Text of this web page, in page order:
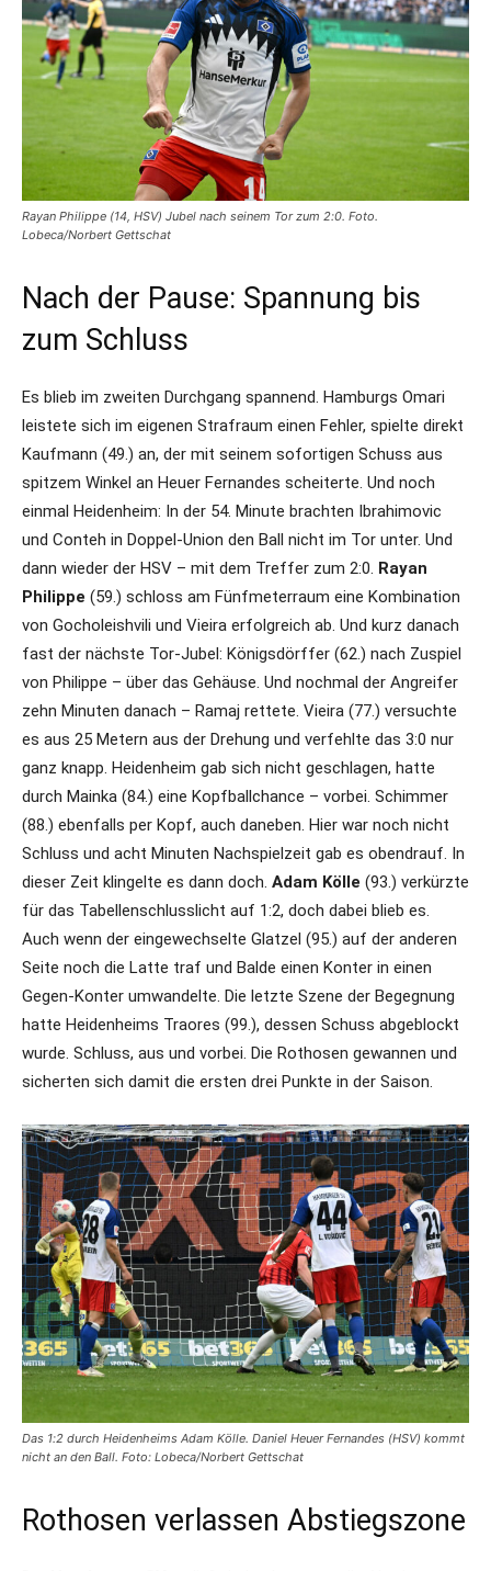
Rayan Philippe (14, HSV) Jubel nach seinem Tor zum 2:0. Foto.
Lobeca/Norbert Gettschat
Nach der Pause: Spannung bis
zum Schluss
Es blieb im zweiten Durchgang spannend. Hamburgs Omari
leistete sich im eigenen Strafraum einen Fehler, spielte direkt
Kaufmann (49.) an, der mit seinem sofortigen Schuss aus
spitzem Winkel an Heuer Fernandes scheiterte. Und noch
einmal Heidenheim: In der 54. Minute brachten Ibrahimovic
und Conteh in Doppel-Union den Ball nicht im Tor unter. Und
dann wieder der HSV – mit dem Treffer zum 2:0. Rayan
Philippe (59.) schloss am Fünfmeterraum eine Kombination
von Gocholeishvili und Vieira erfolgreich ab. Und kurz danach
fast der nächste Tor-Jubel: Königsdörffer (62.) nach Zuspiel
von Philippe – über das Gehäuse. Und nochmal der Angreifer
zehn Minuten danach – Ramaj rettete. Vieira (77.) versuchte
es aus 25 Metern aus der Drehung und verfehlte das 3:0 nur
ganz knapp. Heidenheim gab sich nicht geschlagen, hatte
durch Mainka (84.) eine Kopfballchance – vorbei. Schimmer
(88.) ebenfalls per Kopf, auch daneben. Hier war noch nicht
Schluss und acht Minuten Nachspielzeit gab es obendrauf. In
dieser Zeit klingelte es dann doch. Adam Kölle (93.) verkürzte
für das Tabellenschlusslicht auf 1:2, doch dabei blieb es.
Auch wenn der eingewechselte Glatzel (95.) auf der anderen
Seite noch die Latte traf und Balde einen Konter in einen
Gegen-Konter umwandelte. Die letzte Szene der Begegnung
hatte Heidenheims Traores (99.), dessen Schuss abgeblockt
wurde. Schluss, aus und vorbei. Die Rothosen gewannen und
sicherten sich damit die ersten drei Punkte in der Saison.
Das 1:2 durch Heidenheims Adam Kölle. Daniel Heuer Fernandes (HSV) kommt
nicht an den Ball. Foto: Lobeca/Norbert Gettschat
Rothosen verlassen Abstiegszone